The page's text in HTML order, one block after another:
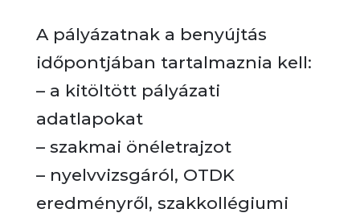
A pályázatnak a benyújtás
időpontjában tartalmaznia kell:
– a kitöltött pályázati
adatlapokat
– szakmai önéletrajzot
– nyelvvizsgáról, OTDK
eredményről, szakkollégiumi